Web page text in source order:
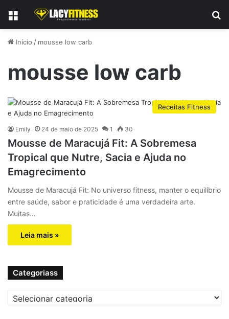
Menu
Início / mousse low carb
mousse low carb
Receitas Fitness
Emily 24 de maio de 2025 1 30
Mousse de Maracujá Fit: A Sobremesa
Tropical que Nutre, Sacia e Ajuda no
Emagrecimento
Mousse de Maracujá Fit: No universo fitness, manter o equilíbrio
entre saúde, sabor e praticidade é uma verdadeira arte.
Muitas…
Leia mais »
Categoriass
a